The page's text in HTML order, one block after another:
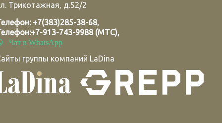
Трикотажная, д.52/2
+7(383)285-38-68,
+7-913-743-9988 (МТС),
Чат в WhatsApp
группы компаний LaDina